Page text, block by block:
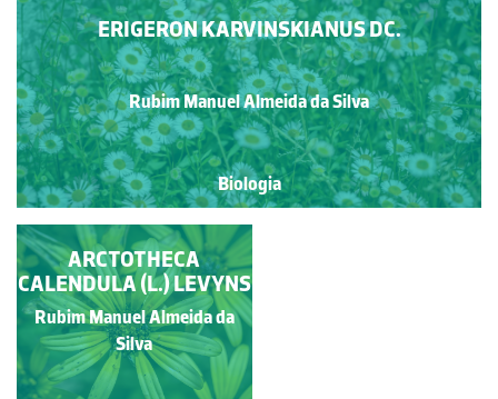
ERIGERON KARVINSKIANUS DC.
Rubim Manuel Almeida da Silva
Biologia
COROLAS LIGULADAS
Rubim Manuel Almeida da
Silva
ARCTOTHECA
CALENDULA (L.) LEVYNS
Rubim Manuel Almeida da
Silva